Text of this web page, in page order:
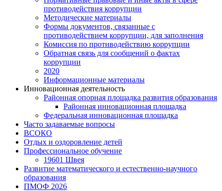
противодействия коррупции
Методические материалы
Формы документов, связанные с
противодействием коррупции, для заполнения
Комиссия по противодействию коррупции
Обратная связь для сообщений о фактах
коррупции
2020
Информационные материалы
Инновационная деятельность
Районная опорная площадка развития образования
Районная инновационная площадка
Федеральная инновационная площадка
Часто задаваемые вопросы
ВСОКО
Отдых и оздоровление детей
Профессиональное обучение
19601 Швея
Развитие математического и естественно-научного
образования
ПМОФ 2026